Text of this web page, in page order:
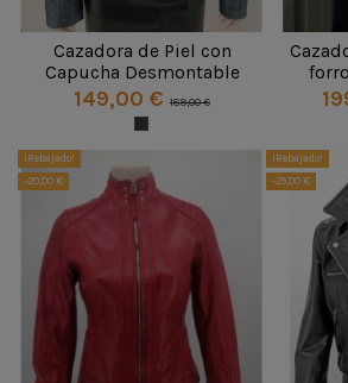
Cazadora de Piel con
Capucha Desmontable
149,00 € 189,00 €
¡Rebajado!
-20,00 €
¡Rebajado!
-29,00 €